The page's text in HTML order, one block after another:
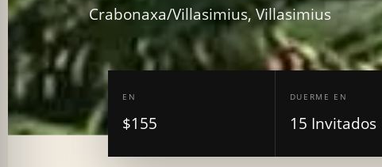
Crabonaxa/Villasimius, Villasimius
EN
$155
DUERME EN
15 Invitados